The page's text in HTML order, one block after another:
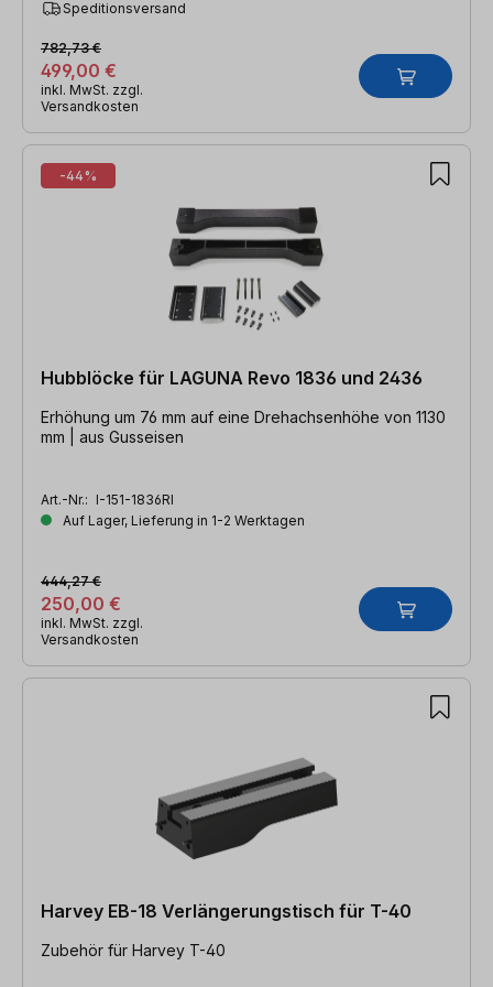
Speditionsversand
499,00 €
782,73 €
inkl. MwSt. zzgl.
Versandkosten
-44%
Hubblöcke für LAGUNA Revo 1836 und 2436
Erhöhung um 76 mm auf eine Drehachsenhöhe von 1130
mm | aus Gusseisen
Art.-Nr.: I-151-1836RI
Auf Lager, Lieferung in 1-2 Werktagen
250,00 €
444,27 €
inkl. MwSt. zzgl.
Versandkosten
Harvey EB-18 Verlängerungstisch für T-40
Zubehör für Harvey T-40